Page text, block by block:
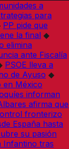
a
para
PP pide que
la final ◆
elimina
ante Fiscalía
PSOE lleva a
de Ayuso ◆
en México
informan
afirma que
fronterizo
España hasta
su pasión
Infantino tras